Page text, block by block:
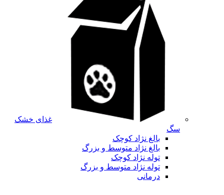
غذای خشک
سگ
بالغ نژاد کوچک
بالغ نژاد متوسط و بزرگ
توله نژاد کوچک
توله نژاد متوسط و بزرگ
درمانی